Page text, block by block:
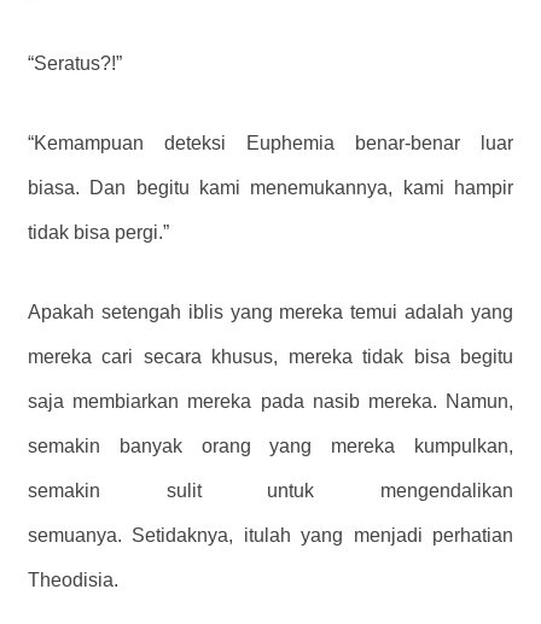
“Seratus?!”
“Kemampuan deteksi Euphemia benar-benar luar
biasa. Dan begitu kami menemukannya, kami hampir
tidak bisa pergi.”
Apakah setengah iblis yang mereka temui adalah yang
mereka cari secara khusus, mereka tidak bisa begitu
saja membiarkan mereka pada nasib mereka. Namun,
semakin banyak orang yang mereka kumpulkan,
semakin sulit untuk mengendalikan
semuanya. Setidaknya, itulah yang menjadi perhatian
Theodisia.